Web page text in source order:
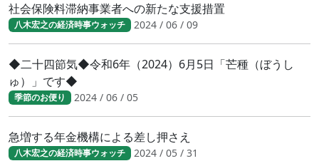
社会保険料滞納事業者への新たな支援措置
八木宏之の経済時事ウォッチ 2024 / 06 / 09
◆二十四節気◆令和6年（2024）6月5日「芒種（ぼうし
ゅ）」です◆
季節のお便り 2024 / 06 / 05
急増する年金機構による差し押さえ
八木宏之の経済時事ウォッチ 2024 / 05 / 31